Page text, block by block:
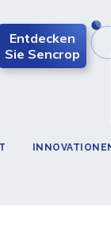
Entdecken
Sie Sencrop